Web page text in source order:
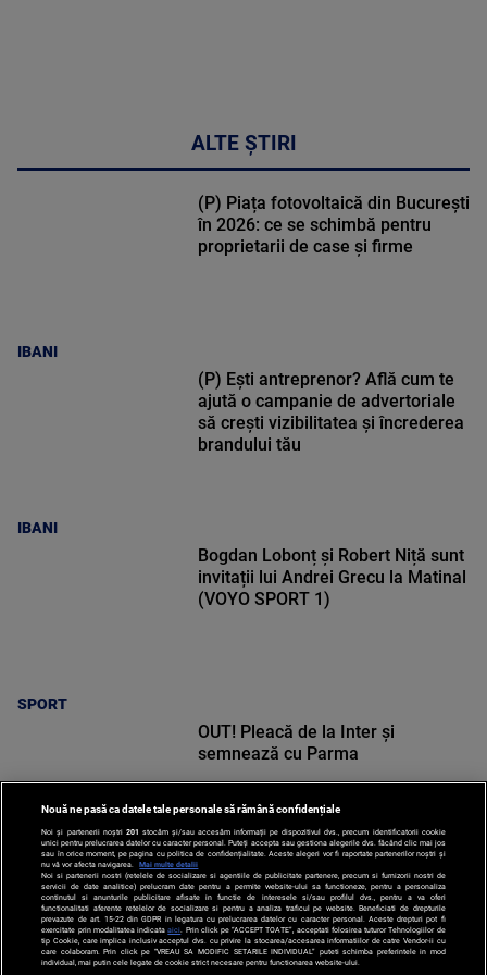
ALTE ȘTIRI
IBANI
(P) Piața fotovoltaică din București
în 2026: ce se schimbă pentru
proprietarii de case și firme
IBANI
(P) Ești antreprenor? Află cum te
ajută o campanie de advertoriale
să crești vizibilitatea și încrederea
brandului tău
SPORT
Bogdan Lobonț și Robert Niță sunt
invitații lui Andrei Grecu la Matinal
(VOYO SPORT 1)
SPORT
OUT! Pleacă de la Inter și
semnează cu Parma
Nouă ne pasă ca datele tale personale să rămână confidențiale
Noi și partenerii noștri 201 stocăm și/sau accesăm informații pe dispozitivul dvs., precum identificatorii cookie
unici pentru prelucrarea datelor cu caracter personal. Puteți accepta sau gestiona alegerile dvs. făcând clic mai jos
sau în orice moment, pe pagina cu politica de confidențialitate. Aceste alegeri vor fi raportate partenerilor noștri și
nu vă vor afecta navigarea.
Mai multe detalii
Noi si partenerii nostri (retelele de socializare si agentiile de publicitate partenere, precum si furnizorii nostri de
servicii de date analitice) prelucram date pentru a permite website-ului sa functioneze, pentru a personaliza
continutul si anunturile publicitare afisate in functie de interesele si/sau profilul dvs., pentru a va oferi
functionalitati aferente retelelor de socializare si pentru a analiza traficul pe website. Beneficiati de drepturile
prevazute de art. 15-22 din GDPR in legatura cu prelucrarea datelor cu caracter personal. Aceste drepturi pot fi
exercitate prin modalitatea indicataaici . Prin click pe “ACCEPT TOATE”, acceptati folosirea tuturor Tehnologiilor de
tip Cookie, care implica inclusiv acceptul dvs. cu privire la stocarea/accesarea informatiilor de catre Vendor-ii cu
care colaboram. Prin click pe “VREAU SA MODIFIC SETARILE INDIVIDUAL” puteti schimba preferintele in mod
individual, mai putin cele legate de cookie strict necesare pentru functionarea website-ului.